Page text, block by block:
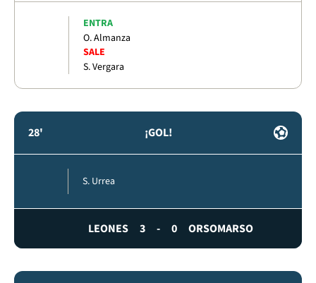
ENTRA
O. Almanza
SALE
S. Vergara
28' ¡GOL!
S. Urrea
LEONES 3 - 0 ORSOMARSO